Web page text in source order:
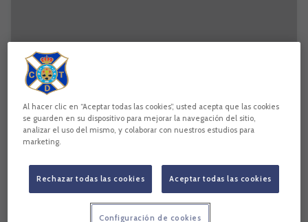
Al hacer clic en “Aceptar todas las cookies”, usted acepta que las cookies
se guarden en su dispositivo para mejorar la navegación del sitio,
analizar el uso del mismo, y colaborar con nuestros estudios para
marketing.
Rechazar todas las cookies Aceptar todas las cookies
Configuración de cookies